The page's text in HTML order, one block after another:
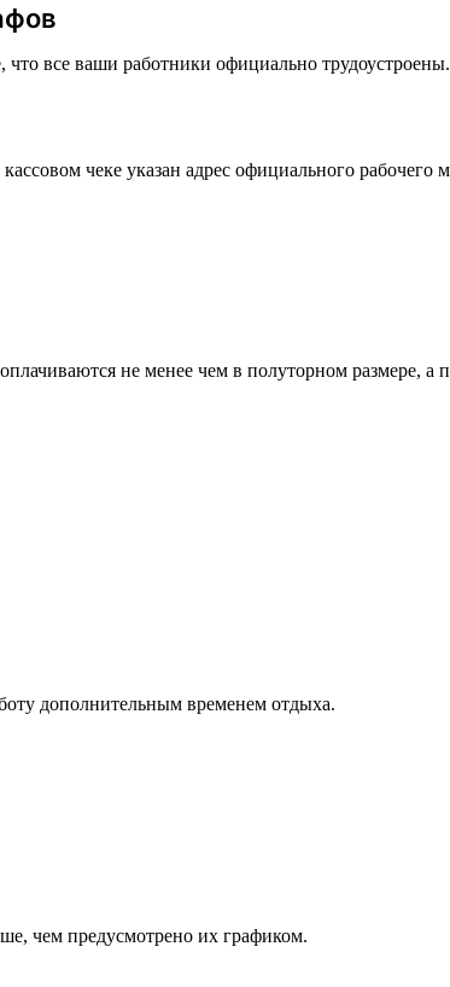
что все ваши работники официально трудоустроены.
чеке указан адрес официального рабочего
не менее чем в полуторном
дополнительным временем отдыха.
чем предусмотрено их графиком.